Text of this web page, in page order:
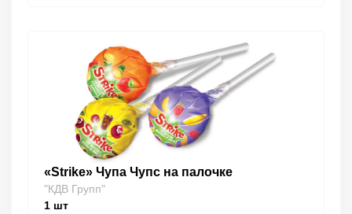
«Strike» Чупа Чупс на палочке
"КДВ Групп"
1 шт